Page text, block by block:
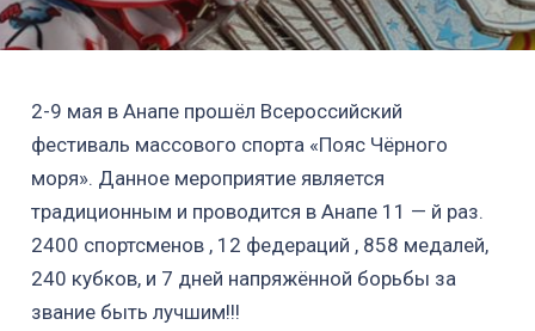
2-9 мая в Анапе прошёл Всероссийский
фестиваль массового спорта «Пояс Чёрного
моря». Данное мероприятие является
традиционным и проводится в Анапе 11 — й раз.
2400 спортсменов , 12 федераций , 858 медалей,
240 кубков, и 7 дней напряжённой борьбы за
звание быть лучшим!!!